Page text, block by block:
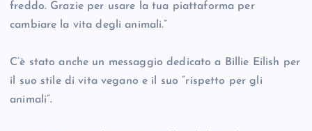
freddo. Grazie per usare la tua piattaforma per
cambiare la vita degli animali.”
C’è stato anche un messaggio dedicato a Billie Eilish per
il suo stile di vita vegano e il suo “rispetto per gli
animali”.